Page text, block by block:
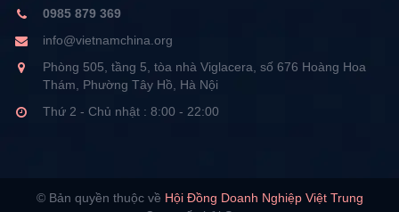
0985 879 369
info@vietnamchina.org
Phòng 505, tầng 5, tòa nhà Viglacera, số 676 Hoàng Hoa
Thám, Phường Tây Hồ, Hà Nội
Thứ 2 - Chủ nhật : 8:00 - 22:00
© Bản quyền thuộc về Hội Đồng Doanh Nghiệp Việt Trung